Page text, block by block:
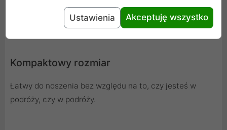
Kompaktowy rozmiar
Łatwy do noszenia bez względu na to, czy jesteś w
podróży, czy w podróży.
Ustawienia Akceptuję wszystko